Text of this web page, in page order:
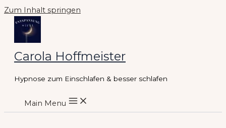
Zum Inhalt springen
Carola Hoffmeister
Hypnose zum Einschlafen & besser schlafen
Main Menu